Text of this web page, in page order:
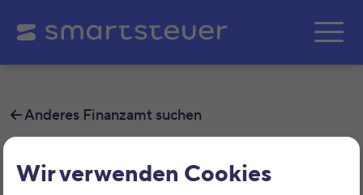
Wir verwenden Cookies
Zum Hauptinhalt
Anderes Finanzamt suchen
Finanzamt Dillenburg